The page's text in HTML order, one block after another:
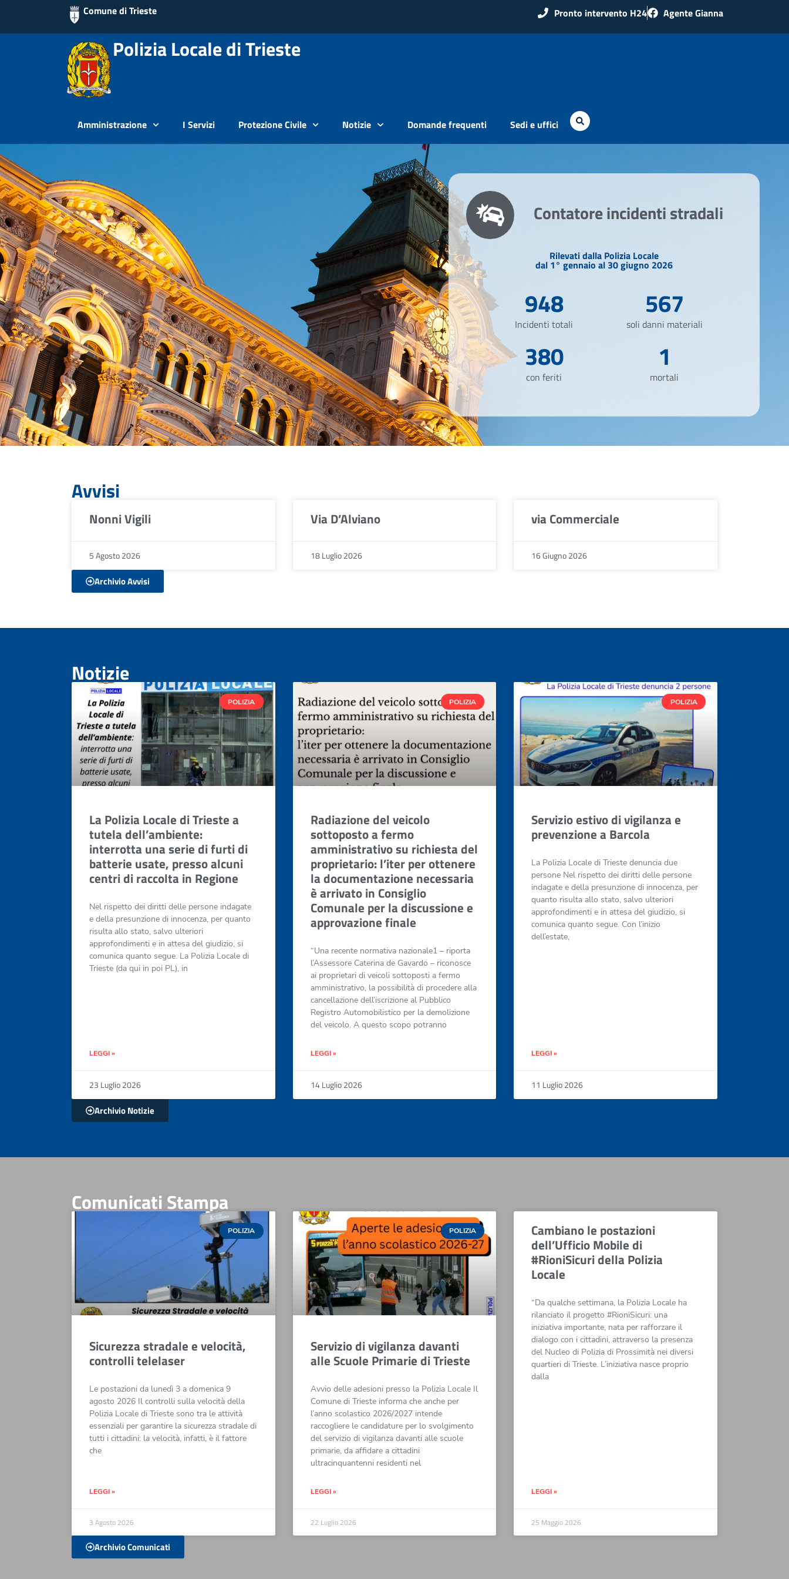
Comune di Trieste Pronto intervento H24 Agente Gianna
Polizia Locale di Trieste
Amministrazione I Servizi Protezione Civile Notizie Domande frequenti Sedi e uffici
Contatore incidenti stradali
Rilevati dalla Polizia Locale
dal 1° gennaio al 30 giugno 2026
Incidenti totali
948
soli danni materiali
567
con feriti
380
mortali
1
Avvisi
Nonni Vigili
5 Agosto 2026
Via D’Alviano
18 Luglio 2026
via Commerciale
16 Giugno 2026
Archivio Avvisi
Notizie
POLIZIA
La Polizia Locale di Trieste a
tutela dell’ambiente:
interrotta una serie di furti di
batterie usate, presso alcuni
centri di raccolta in Regione
Nel rispetto dei diritti delle persone indagate
e della presunzione di innocenza, per quanto
risulta allo stato, salvo ulteriori
approfondimenti e in attesa del giudizio, si
comunica quanto segue. La Polizia Locale di
Trieste (da qui in poi PL), in
LEGGI »
23 Luglio 2026
POLIZIA
Radiazione del veicolo
sottoposto a fermo
amministrativo su richiesta del
proprietario: l’iter per ottenere
la documentazione necessaria
è arrivato in Consiglio
Comunale per la discussione e
approvazione finale
“Una recente normativa nazionale1 – riporta
l’Assessore Caterina de Gavardo – riconosce
ai proprietari di veicoli sottoposti a fermo
amministrativo, la possibilità di procedere alla
cancellazione dell’iscrizione al Pubblico
Registro Automobilistico per la demolizione
del veicolo. A questo scopo potranno
LEGGI »
14 Luglio 2026
POLIZIA
Servizio estivo di vigilanza e
prevenzione a Barcola
La Polizia Locale di Trieste denuncia due
persone Nel rispetto dei diritti delle persone
indagate e della presunzione di innocenza, per
quanto risulta allo stato, salvo ulteriori
approfondimenti e in attesa del giudizio, si
comunica quanto segue. Con l’inizio
dell’estate,
LEGGI »
11 Luglio 2026
Archivio Notizie
Comunicati Stampa
POLIZIA
Sicurezza stradale e velocità,
controlli telelaser
Le postazioni da lunedì 3 a domenica 9
agosto 2026 Il controlli sulla velocità della
Polizia Locale di Trieste sono tra le attività
essenziali per garantire la sicurezza stradale di
tutti i cittadini: la velocità, infatti, è il fattore
che
LEGGI »
3 Agosto 2026
POLIZIA
Servizio di vigilanza davanti
alle Scuole Primarie di Trieste
Avvio delle adesioni presso la Polizia Locale Il
Comune di Trieste informa che anche per
l’anno scolastico 2026/2027 intende
raccogliere le candidature per lo svolgimento
del servizio di vigilanza davanti alle scuole
primarie, da affidare a cittadini
ultracinquantenni residenti nel
LEGGI »
22 Luglio 2026
Cambiano le postazioni
dell’Ufficio Mobile di
#RioniSicuri della Polizia
Locale
“Da qualche settimana, la Polizia Locale ha
rilanciato il progetto #RioniSicuri: una
iniziativa importante, nata per rafforzare il
dialogo con i cittadini, attraverso la presenza
del Nucleo di Polizia di Prossimità nei diversi
quartieri di Trieste. L’iniziativa nasce proprio
dalla
LEGGI »
25 Maggio 2026
Archivio Comunicati